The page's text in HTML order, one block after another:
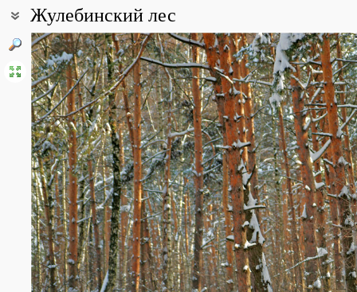
Жулебинский лес
Координаты:
55° 41′ 35.65″ с.ш., 37° 50′ 06.89″ в.д. (смотреть на картахGoogle
Описание точки:
Смешанный лес с преобладанием сосны и березы
Все фотографии(50) Фото растений и лишайников(1)